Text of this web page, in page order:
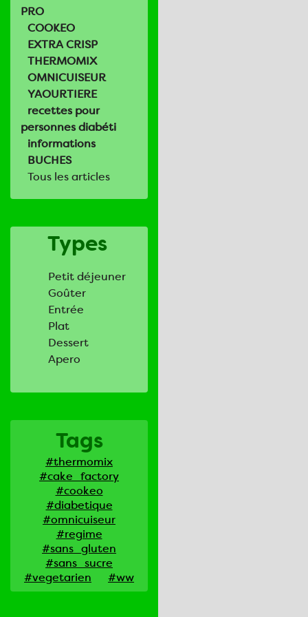
PRO
COOKEO
EXTRA CRISP
THERMOMIX
OMNICUISEUR
YAOURTIERE
recettes pour
personnes diabéti
informations
BUCHES
Tous les articles
Types
Petit déjeuner
Goûter
Entrée
Plat
Dessert
Apero
Tags
#thermomix
#cake_factory
#cookeo
#diabetique
#omnicuiseur
#regime
#sans_gluten
#sans_sucre
#vegetarien
#ww